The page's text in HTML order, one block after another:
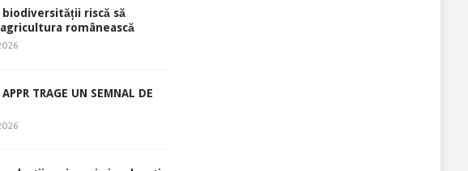
riscă să
românească
TRAGE UN SEMNAL DE